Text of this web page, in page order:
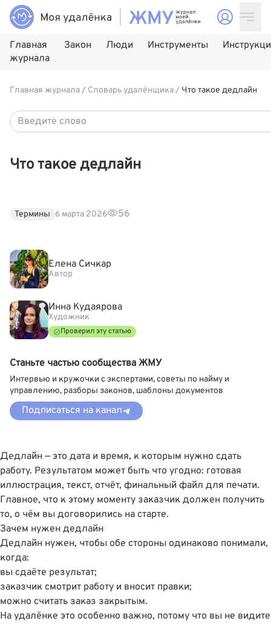
Главная
журнала
Закон Люди Инструменты
Главная журнала/ Словарь удалёнщика/ Что такое дедлайн
Что такое дедлайн
Термины 6 марта 2026 56
Дедлайн — это дата и время, к которым нужно сдать
работу. Результатом может быть что угодно: готовая
иллюстрация, текст, отчёт, финальный файл для печати.
Главное, что к этому моменту заказчик должен получить
то, о чём вы договорились на старте.
Зачем нужен дедлайн
Дедлайн нужен, чтобы обе стороны одинаково понимали,
когда:
вы сдаёте результат;
заказчик смотрит работу и вносит правки;
можно считать заказ закрытым.
На удалёнке это особенно важно, потому что вы не видите
Елена Сичкар
Автор
Инна Кудаярова
Художник
Проверил эту статью
Станьте частью сообщества ЖМУ
Интервью и кружочки с экспертами, советы по найму и
управлению, разборы законов, шаблоны документов
Подписаться на канал